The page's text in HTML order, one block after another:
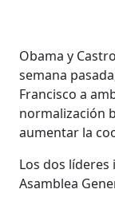
Obama y
semana
Francisco a
normalización
aumentar la
Los dos
Asamblea